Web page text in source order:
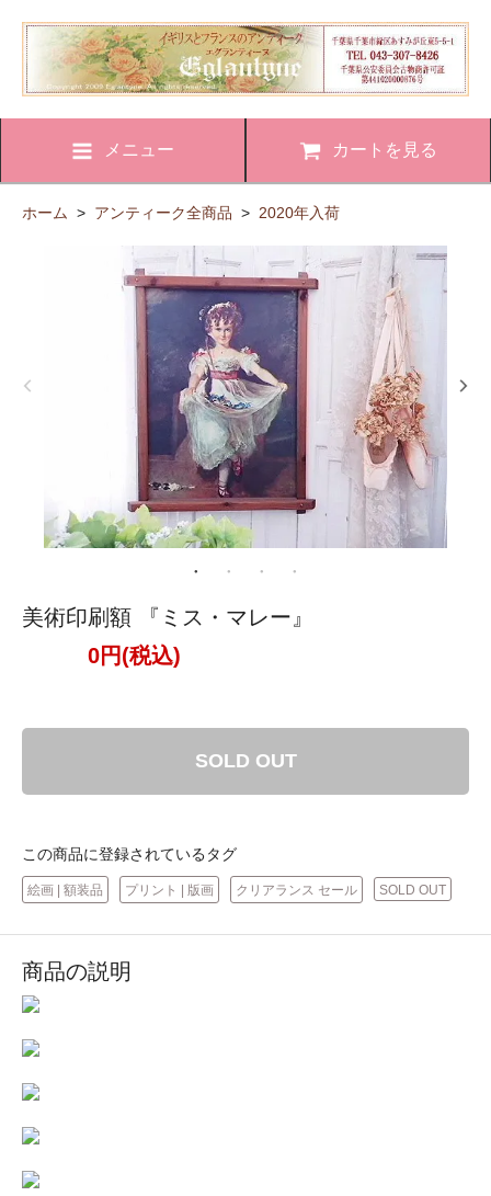
メニュー カートを見る
ホーム > アンティーク全商品 > 2020年入荷
美術印刷額 『ミス・マレー』
0円(税込)
SOLD OUT
この商品に登録されているタグ
絵画 | 額装品 プリント | 版画 クリアランス セール SOLD OUT
商品の説明